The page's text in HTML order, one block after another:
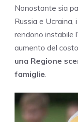
Nonostante sia
Russia e
rendono instabile
aumento del
una Regione
famiglie